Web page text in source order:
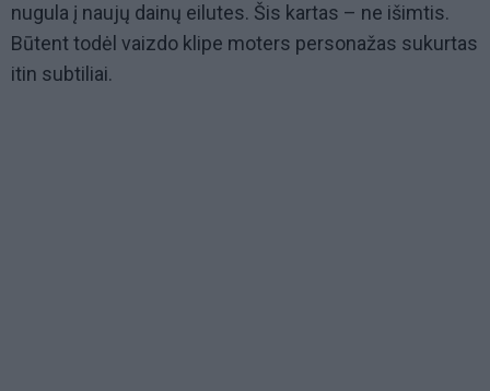
nugula į naujų dainų eilutes. Šis kartas – ne išimtis.
Būtent todėl vaizdo klipe moters personažas sukurtas
itin subtiliai.